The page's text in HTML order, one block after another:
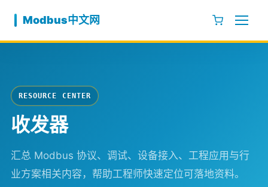
Modbus中文网
RESOURCE CENTER
收发器
汇总 Modbus 协议、调试、设备接入、工程应用与行
业方案相关内容，帮助工程师快速定位可落地资料。